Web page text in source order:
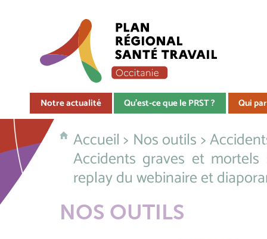
Notre actualité Qu'est-ce que le PRST ? Qui
Accueil> Nos outils>
Accidents graves et
replay du webinaire et
NOS OUTILS